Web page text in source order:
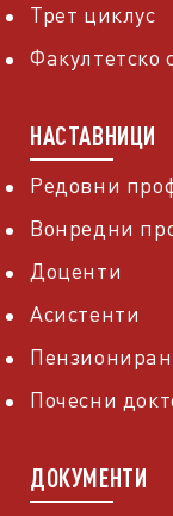
Трет циклус
Факултетско
НАСТАВНИЦИ
Редовни
Вонредни
Доценти
Асистенти
Почесни
ДОКУМЕНТИ